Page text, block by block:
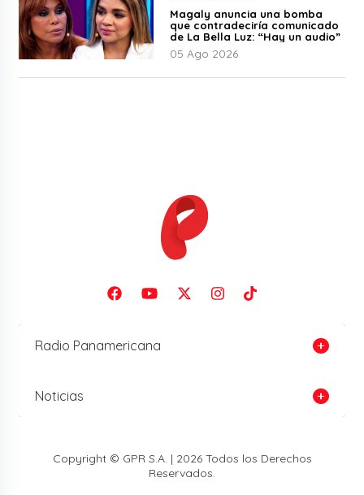
Magaly anuncia una bomba
que contradeciría comunicado
de La Bella Luz: “Hay un audio”
05 Ago 2026
Radio Panamericana
Noticias
Copyright © GPR S.A. | 2026 Todos los Derechos
Reservados.